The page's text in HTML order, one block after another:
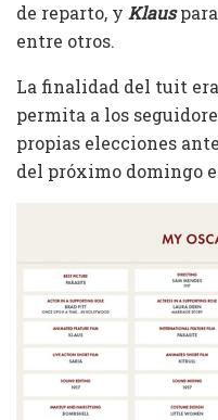
de reparto, y Klaus
entre otros.
La finalidad del tuit
permita a los
propias elecciones
del próximo domingo